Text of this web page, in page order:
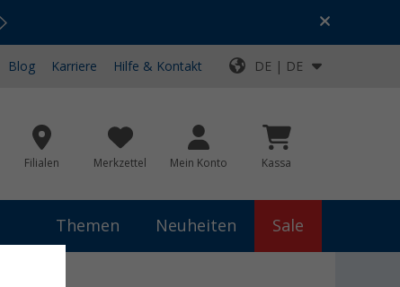
Top-Deals für dein Abenteuer!
Blog Karriere Hilfe & Kontakt DE | DE
Filialen Merkzettel Mein Konto Kassa
Themen Neuheiten Sale